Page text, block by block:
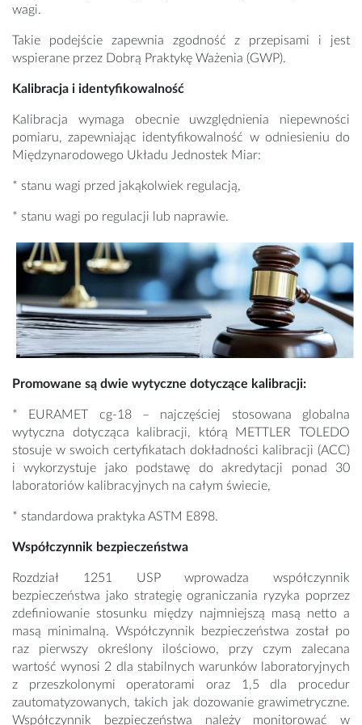
wagi.
Takie podejście zapewnia zgodność z przepisami i jest
wspierane przez Dobrą Praktykę Ważenia (GWP).
Kalibracja i identyfikowalność
Kalibracja wymaga obecnie uwzględnienia niepewności
pomiaru, zapewniając identyfikowalność w odniesieniu do
Międzynarodowego Układu Jednostek Miar:
* stanu wagi przed jakąkolwiek regulacją,
* stanu wagi po regulacji lub naprawie.
Promowane są dwie wytyczne dotyczące kalibracji:
* EURAMET cg-18 – najczęściej stosowana globalna
wytyczna dotycząca kalibracji, którą METTLER TOLEDO
stosuje w swoich certyfikatach dokładności kalibracji (ACC)
i wykorzystuje jako podstawę do akredytacji ponad 30
laboratoriów kalibracyjnych na całym świecie,
* standardowa praktyka ASTM E898.
Współczynnik bezpieczeństwa
Rozdział 1251 USP wprowadza współczynnik
bezpieczeństwa jako strategię ograniczania ryzyka poprzez
zdefiniowanie stosunku między najmniejszą masą netto a
masą minimalną. Współczynnik bezpieczeństwa został po
raz pierwszy określony ilościowo, przy czym zalecana
wartość wynosi 2 dla stabilnych warunków laboratoryjnych
z przeszkolonymi operatorami oraz 1,5 dla procedur
zautomatyzowanych, takich jak dozowanie grawimetryczne.
Współczynnik bezpieczeństwa należy monitorować w